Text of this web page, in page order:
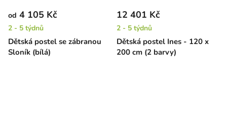
Dětská postel se zábranou
Sloník (bílá)
od 4 105 Kč
2 - 5 týdnů
Dětská postel Ines - 120 x
200 cm (2 barvy)
12 401 Kč
2 - 5 týdnů